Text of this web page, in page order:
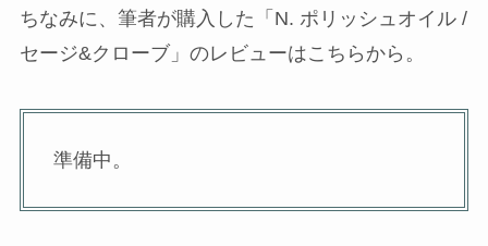
ちなみに、筆者が購入した「N. ポリッシュオイル /
セージ&クローブ」のレビューはこちらから。
準備中。